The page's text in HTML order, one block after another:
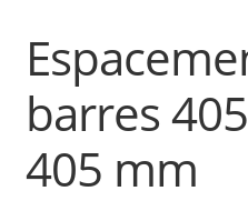
Panier
Checkout
barres
405 mm